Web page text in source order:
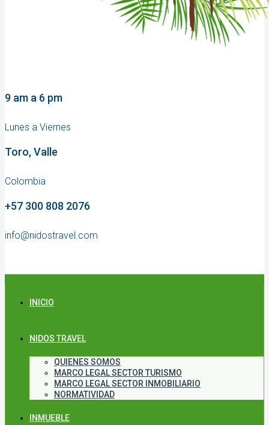
9 am a 6 pm
Lunes a Viernes
Toro, Valle
Colombia
+57 300 808 2076
info@nidostravel.com
INICIO
NIDOS TRAVEL
QUIENES SOMOS
MARCO LEGAL SECTOR TURISMO
MARCO LEGAL SECTOR INMOBILIARIO
NORMATIVIDAD
INMUEBLE